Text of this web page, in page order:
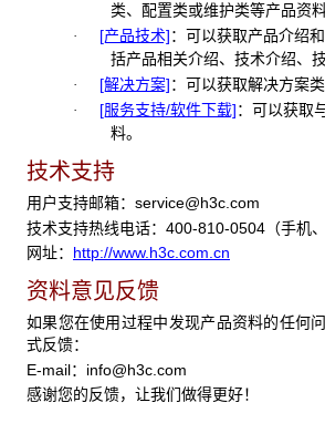
类、配置类或维护类等产品资料
· [产品技术]：可以获取产品介绍
括产品相关介绍、技术介绍、
· [解决方案]：可以获取解决方案类
· [服务支持/软件下载]：可以获取
料。
技术支持
用户支持邮箱： service@h3c.com
技术支持热线电话：400-810-0504（手机、
网址： http://www.h3c.com.cn
资料意见反馈
如果您在使用过程中发现产品资料的任何
式反馈：
E-mail： info@h3c.com
感谢您的反馈，让我们做得更好！